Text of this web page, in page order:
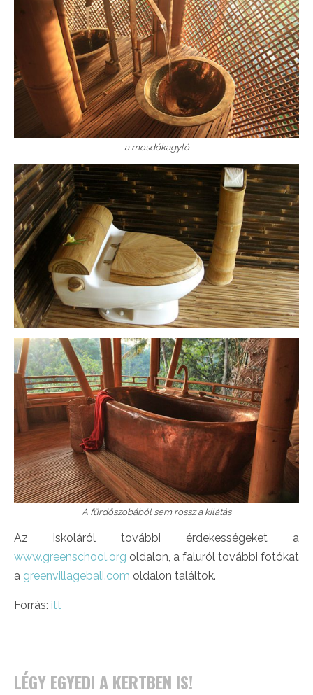
a mosdókagyló
A fürdőszobából sem rossz a kilátás
Az iskoláról további érdekességeket a
www.greenschool.org oldalon, a faluról további fotókat
a greenvillagebali.com oldalon találtok.
Forrás: itt
LÉGY EGYEDI A KERTBEN IS!